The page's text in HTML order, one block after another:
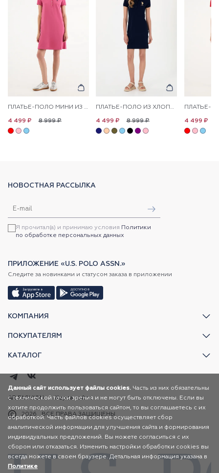
ПЛАТЬЕ-ПОЛО МИНИ ИЗ ХЛОПКА ПРЯМОЕ
8 999 ₽
4 499 ₽
ПЛАТЬЕ-ПОЛО ИЗ ХЛОПКА С КОНТРАСТНЫМ ЛОГОТИПОМ ПРИТАЛЕННОЕ
8 999 ₽
4 499 ₽ 4 499 ₽
КОМПАНИЯ
ПОКУПАТЕЛЯМ
КАТАЛОГ
НОВОСТНАЯ РАССЫЛКА
Я прочитал(а) и принимаю условия Политики
по обработке персональных данных
ПРИЛОЖЕНИЕ «U.S. POLO ASSN.»
Следите за новинками и статусом заказа в приложении
2026 ВСЕ ПРАВА ЗАЩИЩЕНЫ
AR FASHION Карта сайта
Данный сайт использует файлы cookies. Часть из них обязательны
с технической точки зрения и не могут быть отключены. Если вы
хотите продолжить пользоваться сайтом, то вы соглашаетесь с их
обработкой. Часть файлов cookies осуществляет сбор
аналитической информации для улучшения сайта и формирования
индивидуальных предложений. Вы можете согласиться с их
сбором или отказаться. Изменить настройки обработки cookies вы
всегда можете в своем браузере. Детальная информация указана в
Политике